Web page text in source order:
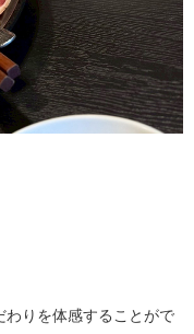
わりを体感することがで